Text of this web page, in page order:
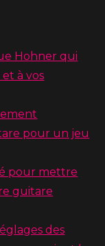
Hohner qui
à vos
pour un jeu
pour mettre
guitare
des